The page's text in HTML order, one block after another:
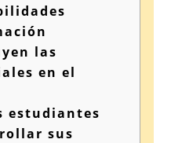
las
en el
estudiantes
sus